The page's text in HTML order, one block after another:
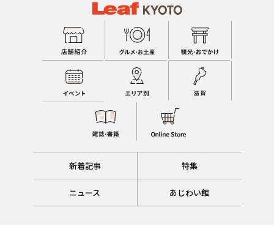
新着記事 特集
ニュース あじわい館